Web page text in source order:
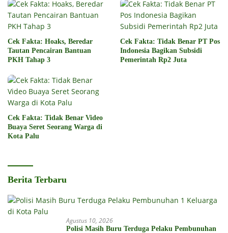
Cek Fakta: Hoaks, Beredar
Tautan Pencairan Bantuan
PKH Tahap 3
Cek Fakta: Tidak Benar PT Pos
Indonesia Bagikan Subsidi
Pemerintah Rp2 Juta
Cek Fakta: Tidak Benar Video
Buaya Seret Seorang Warga di
Kota Palu
Berita Terbaru
Agustus 10, 2026
Polisi Masih Buru Terduga Pelaku Pembunuhan